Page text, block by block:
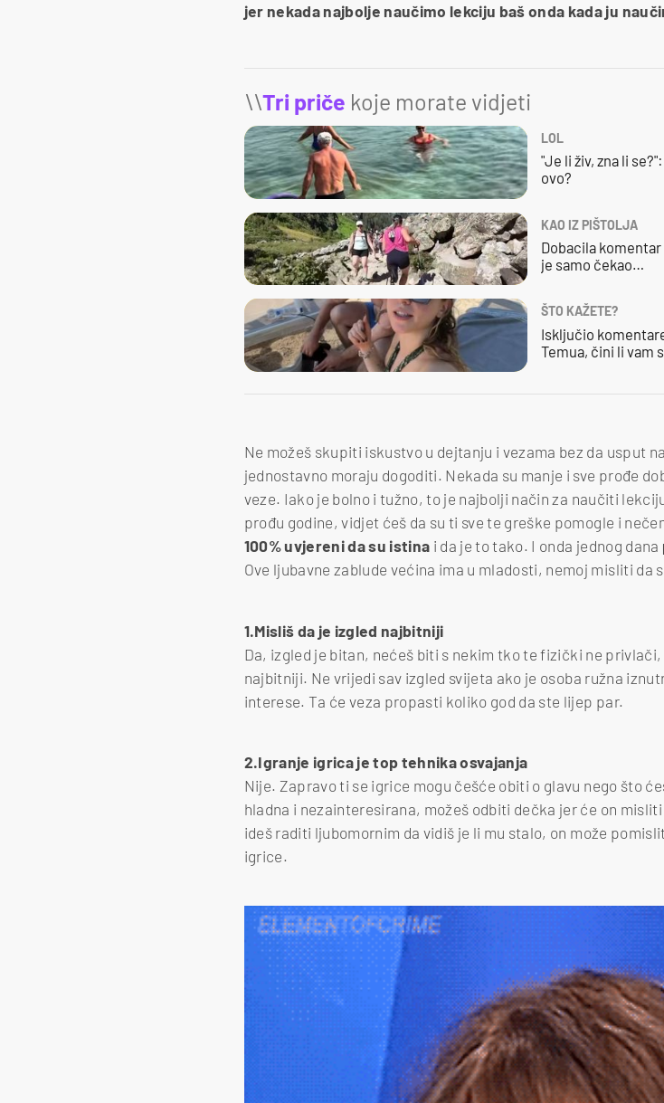
jer nekada najbolje naučimo lekciju baš onda kada ju
\\Tri priče koje morate vidjeti
LOL
"Je li živ, zna li
ovo?
KAO IZ PIŠTOLJA
Dobacila
je samo čekao…
ŠTO KAŽETE?
Isključio
Temua, čini li vam
Ne možeš skupiti iskustvo u dejtanju i vezama bez da usput
jednostavno moraju dogoditi. Nekada su manje i sve prođe
veze. Iako je bolno i tužno, to je najbolji način za naučiti
prođu godine, vidjet ćeš da su ti sve te greške pomogle i
100% uvjereni da su istina i da je to tako. I onda jednog dana
Ove ljubavne zablude većina ima u mladosti, nemoj misliti
1.Misliš da je izgled najbitniji
Da, izgled je bitan, nećeš biti s nekim tko te fizički ne
najbitniji. Ne vrijedi sav izgled svijeta ako je osoba ružna
interese. Ta će veza propasti koliko god da ste lijep par.
2.Igranje igrica je top tehnika osvajanja
Nije. Zapravo ti se igrice mogu češće obiti o glavu nego što
hladna i nezainteresirana, možeš odbiti dečka jer će on
ideš raditi ljubomornim da vidiš je li mu stalo, on može
igrice.